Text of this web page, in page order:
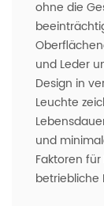
ohne die
und Leder
Design in
Leuchte
und
Faktoren
betriebliche